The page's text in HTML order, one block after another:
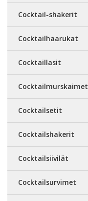
Cocktail-shakerit
Cocktailhaarukat
Cocktaillasit
Cocktailmurskaimet
Cocktailsetit
Cocktailshakerit
Cocktailsiivilät
Cocktailsurvimet